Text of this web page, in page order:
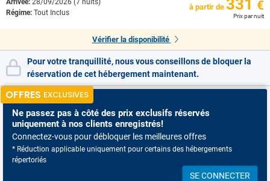
Régime: Tout Inclus
à partir de 331 €
Prix par nuit
Vérifier la disponibilité
Pour votre tranquillité, nous vous conseillons de bloquer la
réservation de cet hébergement maintenant.
OFFRES EXCLUSIVES
Ne passez pas à côté des prix exclusifs réservés
uniquement à nos clients enregistrés!
Connectez-vous pour débloquer les meilleures offres
* Réduction applicable uniquement pour certains des hébergements
répertoriés
SE CONNECTER